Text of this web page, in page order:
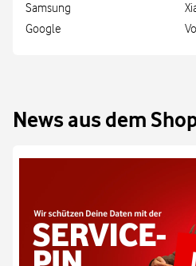
Samsung
Google
News aus dem